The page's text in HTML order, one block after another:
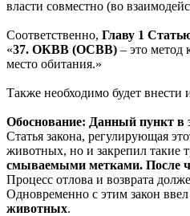
власти совместно (во
Соответственно, Главу 1
«37. ОКВВ (ОСВВ) – это метод
место обитания.»
Также необходимо будет внести
Обоснование: Данный пункт в
Статья закона, регулирующая
животных, но и закрепил такие
смываемыми метками. После
Процесс отлова и возврата
Одновременно с этим закон ввел
животных.